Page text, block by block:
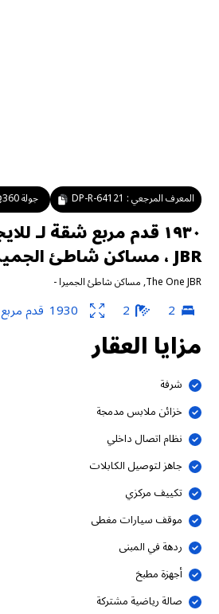
المعرف المرجعي : DP-R-64121 جولة 360
JBR ، مساكن شاطئ الجميرا
The One JBR
,مساكن شاطئ الجميرا-
2
2
1930 قدم مربع
مزايا العقار
شرفة
خزائن ملابس مدمجة
نظام اتصال داخلي
جاهز لتوصيل الكابلات
تكييف مركزي
موقف سيارات مغطى
ردهة في المبنى
أجهزة مطبخ
صالة رياضية مشتركة